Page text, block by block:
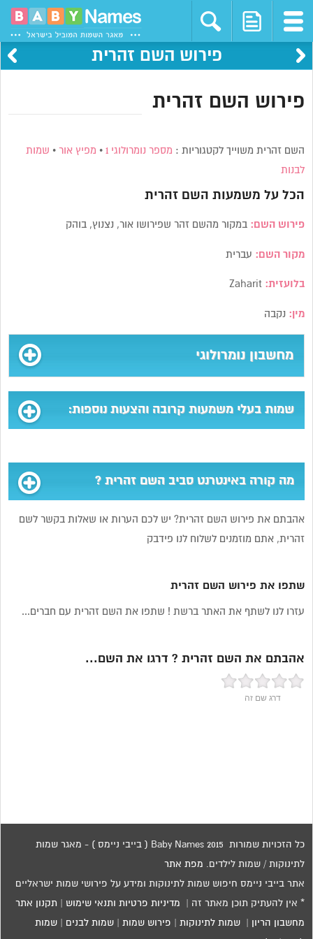
פירוש השם זהרית
פירוש השם זהרית
השם זהרית משוייך לקטגוריות : מספר נומרולוגי 1 • מפיץ אור • שמות
לבנות
הכל על משמעות השםזהרית
פירוש השם:במקור מהשם זהר שפירושו אור, נצנוץ, בוהק
מקור השם: עברית
בלועזית: Zaharit
מין: נקבה
מחשבון נומרולוגי
שמות בעלי משמעות קרובה והצעות נוספות:
מה קורה באינטרנט סביב השם זהרית ?
אהבתם את פירוש השם זהרית? יש לכם הערות או שאלות בקשר לשם
זהרית, אתם מוזמנים לשלוח לנו פידבק
שתפו את פירוש השם זהרית
עזרו לנו לשתף את האתר ברשת ! שתפו את השם זהרית עם חברים...
אהבתם את השם זהרית ? דרגו את השם...
דרג שם זה
כל הזכויות שמורות 2015 Baby Names ( בייבי ניימס ) - מאגר שמות
לתינוקות / שמות לילדים. מפת אתר
אתר בייבי ניימס חיפוש שמות לתינוקות ומידע על פירושי שמות ישראליים
* אין להעתיק תוכן מאתר זה | מדיניות פרטיות ותנאי שימוש תקנון אתר
מחשבון הריון |שמות לתינוקות פירוש שמות |שמות לבנים |שמות